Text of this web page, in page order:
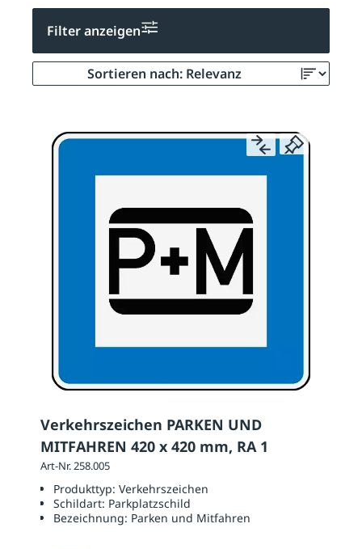
Filter anzeigen
Verkehrszeichen PARKEN UND
MITFAHREN 420 x 420 mm, RA 1
Art-Nr. 258.005
Produkttyp: Verkehrszeichen
Schildart: Parkplatzschild
Bezeichnung: Parken und Mitfahren